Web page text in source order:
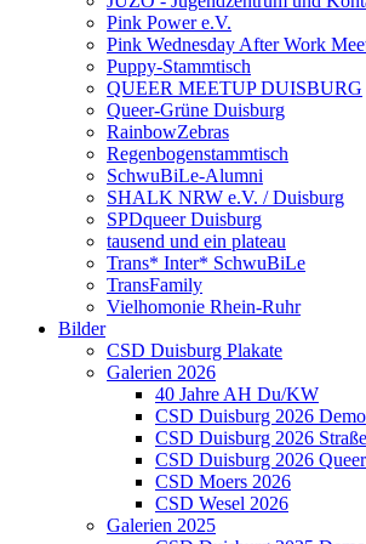
Pink Power e.V.
Pink Wednesday After Work
Puppy-Stammtisch
QUEER MEETUP DUISBURG
Queer-Grüne Duisburg
RainbowZebras
Regenbogenstammtisch
SchwuBiLe-Alumni
SHALK NRW e.V. / Duisburg
SPDqueer Duisburg
tausend und ein plateau
Trans* Inter* SchwuBiLe
TransFamily
Vielhomonie Rhein-Ruhr
Bilder
CSD Duisburg Plakate
Galerien 2026
40 Jahre AH Du/KW
CSD Duisburg 2026 Demo
CSD Duisburg 2026
CSD Duisburg 2026
CSD Moers 2026
CSD Wesel 2026
Galerien 2025